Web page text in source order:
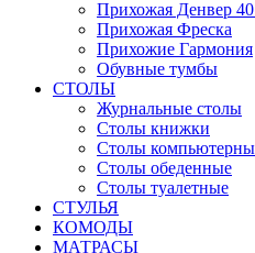
Прихожая Денвер
Прихожая Фреска
Прихожие Гармония
Обувные тумбы
СТОЛЫ
Журнальные столы
Столы книжки
Столы
Столы обеденные
Столы туалетные
СТУЛЬЯ
КОМОДЫ
МАТРАСЫ